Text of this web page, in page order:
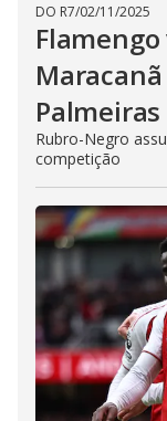
DO R7/02/11/2025
Palmeiras
Rubro-Negro
competição